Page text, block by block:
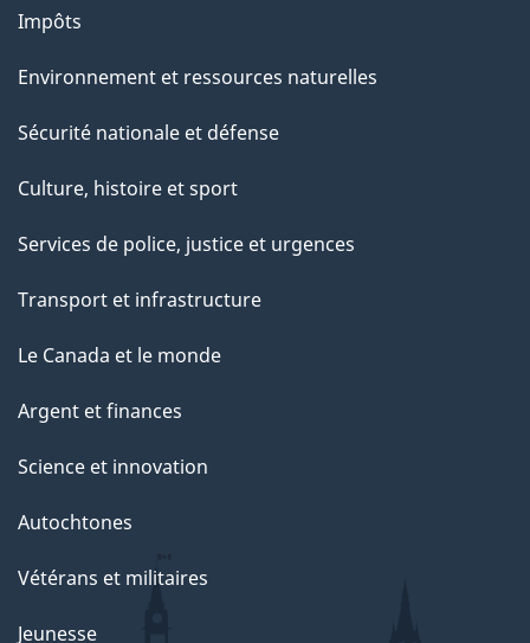
Impôts
Environnement et ressources naturelles
Sécurité nationale et défense
Culture, histoire et sport
Services de police, justice et urgences
Transport et infrastructure
Le Canada et le monde
Argent et finances
Science et innovation
Autochtones
Vétérans et militaires
Jeunesse